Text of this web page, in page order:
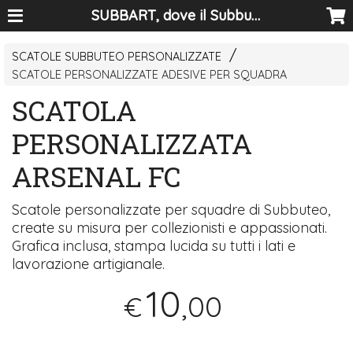
SUBBART, dove il Subbuteo diventa arte
SCATOLE SUBBUTEO PERSONALIZZATE
SCATOLE PERSONALIZZATE ADESIVE PER SQUADRA
SCATOLA
PERSONALIZZATA
ARSENAL FC
Scatole personalizzate per squadre di Subbuteo,
create su misura per collezionisti e appassionati.
Grafica inclusa, stampa lucida su tutti i lati e
lavorazione artigianale.
€10,00